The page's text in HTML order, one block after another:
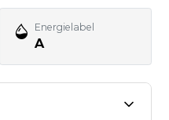
Energielabel
A